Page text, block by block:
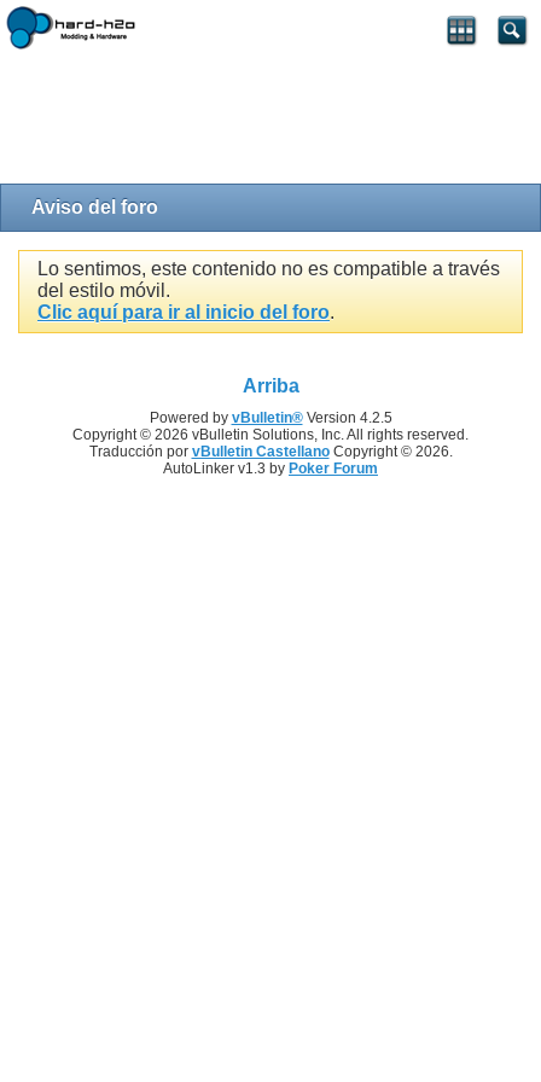
Aviso del foro
Lo sentimos, este contenido no es compatible a través
del estilo móvil.
Clic aquí para ir al inicio del foro.
Arriba
Powered by vBulletin®Version 4.2.5
Copyright © 2026 vBulletin Solutions, Inc. All rights reserved.
Traducción por vBulletin CastellanoCopyright © 2026.
AutoLinker v1.3 by Poker Forum